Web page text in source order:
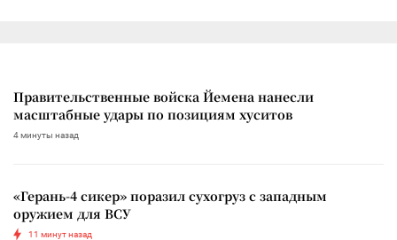
Правительственные войска Йемена нанесли
масштабные удары по позициям хуситов
4 минуты назад
«Герань-4 сикер» поразил сухогруз с западным
оружием для ВСУ
11 минут назад